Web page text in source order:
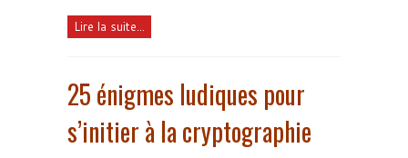
Lire la suite...
25 énigmes ludiques pour
s’initier à la cryptographie